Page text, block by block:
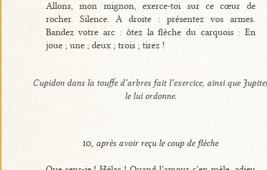
Allons, mon mignon, exerce-toi sur ce cœur de
rocher. Silence. À droite : présentez vos armes.
Bandez votre arc : ôtez la flèche du carquois : En
joue ; une ; deux ; trois ; tirez !
Cupidon dans la touffe d’arbres fait l’exercice, ainsi que
le lui ordonne.
io, après avoir reçu le coup de flèche